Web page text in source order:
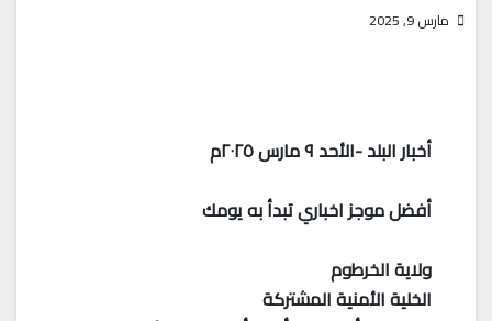
مارس 9, 2025
أخبار البلد -الأحد ٩ مارس ٢٠٢٥م
أفضل موجز اخباري تبدأ به يومك
ولاية الخرطوم
الخلية الأمنية المشتركة